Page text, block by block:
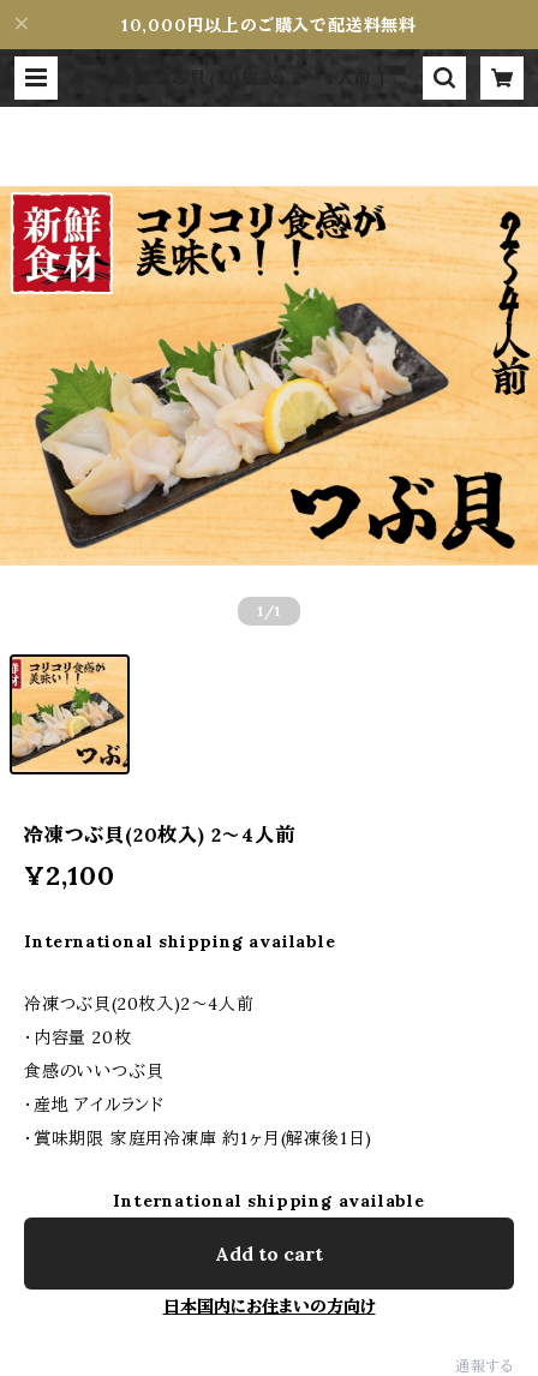
10,000円以上のご購入で配送料無料
冷凍つぶ貝(20枚入) 2〜4人前 | Ma
guroMiyamoto
1 /1
冷凍つぶ貝(20枚入) 2〜4人前
¥2,100
International shipping available
冷凍つぶ貝(20枚入)2〜4人前
・内容量 20枚
食感のいいつぶ貝
・産地 アイルランド
・賞味期限 家庭用冷凍庫 約1ヶ月(解凍後1日)
International shipping available
Add to cart
日本国内にお住まいの方向け
通報する